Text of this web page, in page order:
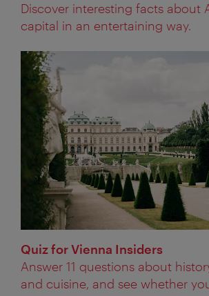
Discover interesting facts about
capital in an entertaining way.
Quiz for Vienna Insiders
Answer 11 questions about
and cuisine, and see whether